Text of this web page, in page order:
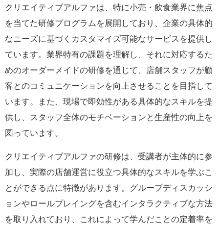
クリエイティブアルファは、特に小売・飲食業界に焦点
を当てた研修プログラムを展開しており、企業の具体的
なニーズに基づくカスタマイズ可能なサービスを提供し
ています。業界特有の課題を理解し、それに対応するた
めのオーダーメイドの研修を通じて、店舗スタッフが顧
客とのコミュニケーションを向上させることを目指して
います。また、現場で即効性がある具体的なスキルを提
供し、スタッフ全体のモチベーションと生産性の向上を
図っています。
クリエイティブアルファの研修は、受講者が主体的に参
加し、実際の店舗運営に役立つ具体的なスキルを学ぶこ
とができる点に特徴があります。グループディスカッシ
ョンやロールプレイングを含むインタラクティブな方法
を取り入れており、これによって学んだことの定着率を